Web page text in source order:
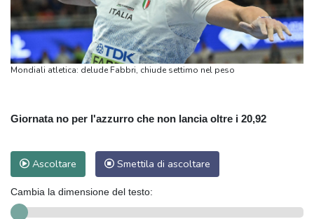
Mondiali atletica: delude Fabbri, chiude settimo nel peso
Giornata no per l'azzurro che non lancia oltre i 20,92
Ascoltare Smettila di ascoltare
Cambia la dimensione del testo: